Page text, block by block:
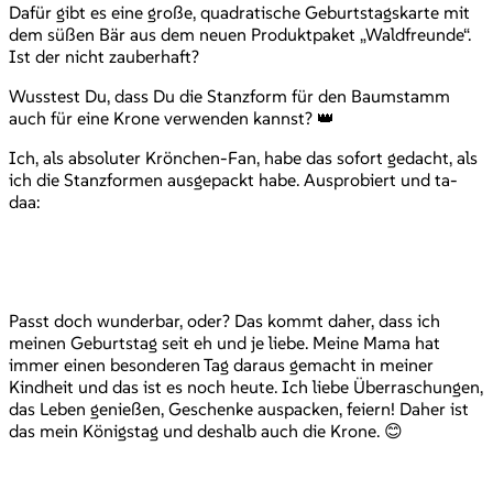
Dafür gibt es eine große, quadratische Geburtstagskarte mit
dem süßen Bär aus dem neuen Produktpaket „Waldfreunde“.
Ist der nicht zauberhaft?
Wusstest Du, dass Du die Stanzform für den Baumstamm
auch für eine Krone verwenden kannst? 👑
Ich, als absoluter Krönchen-Fan, habe das sofort gedacht, als
ich die Stanzformen ausgepackt habe. Ausprobiert und ta-
daa:
Passt doch wunderbar, oder? Das kommt daher, dass ich
meinen Geburtstag seit eh und je liebe. Meine Mama hat
immer einen besonderen Tag daraus gemacht in meiner
Kindheit und das ist es noch heute. Ich liebe Überraschungen,
das Leben genießen, Geschenke auspacken, feiern! Daher ist
das mein Königstag und deshalb auch die Krone. 😊